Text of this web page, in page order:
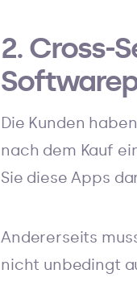
2. Cross-
Die Kunden
nach dem Kauf
Sie diese Apps
Andererseits
nicht unbedingt